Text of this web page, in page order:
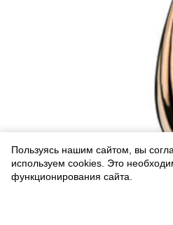
Пользуясь нашим сайтом, вы
используем cookies. Это
функционирования сайта.